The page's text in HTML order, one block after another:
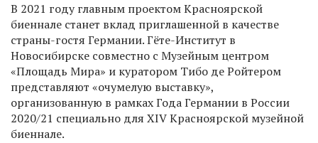
В 2021 году главным проектом Красноярской
биеннале станет вклад приглашенной в качестве
страны-гостя Германии. Гёте-Институт в
Новосибирске совместно с Музейным центром
«Площадь Мира» и куратором Тибо де Ройтером
представляют «очумелую выставку»,
организованную в рамках Года Германии в России
2020/21 специально для XIV Красноярской музейной
биеннале.